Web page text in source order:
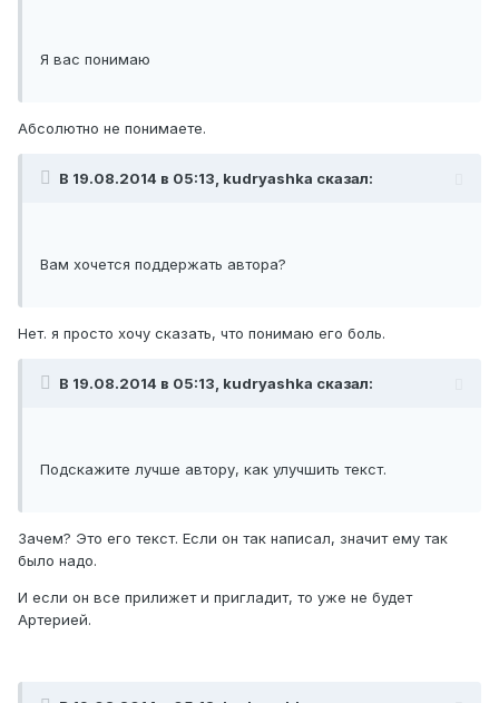
Я вас понимаю
Абсолютно не понимаете.
В 19.08.2014 в 05:13, kudryashka сказал:
Вам хочется поддержать автора?
Нет. я просто хочу сказать, что понимаю его боль.
В 19.08.2014 в 05:13, kudryashka сказал:
Подскажите лучше автору, как улучшить текст.
Зачем? Это его текст. Если он так написал, значит ему так
было надо.
И если он все прилижет и пригладит, то уже не будет
Артерией.